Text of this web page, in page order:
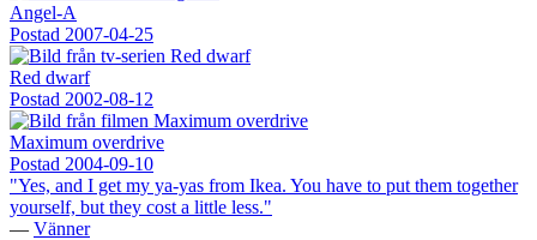
Angel-A
Postad 2007-04-25
Red dwarf
Postad 2002-08-12
Maximum overdrive
Postad 2004-09-10
"Yes, and I get my ya-yas from Ikea. You have to put them together
yourself, but they cost a little less."
— Vänner